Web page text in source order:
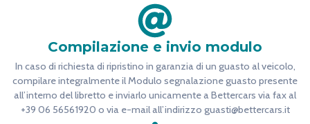
Compilazione e invio modulo
In caso di richiesta di ripristino in garanzia di un guasto al veicolo,
compilare integralmente il Modulo segnalazione guasto presente
all’interno del libretto e inviarlo unicamente a Bettercars via fax al
+39 06 56561920 o via e-mail all’indirizzo guasti@bettercars.it